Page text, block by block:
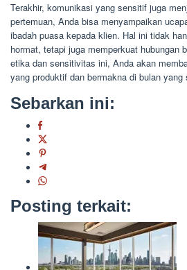
Terakhir, komunikasi yang sensitif juga
pertemuan, Anda bisa menyampaikan
ibadah puasa kepada klien. Hal ini tidak
hormat, tetapi juga memperkuat hubungan
etika dan sensitivitas ini, Anda akan
yang produktif dan bermakna di bulan yang
Sebarkan ini:
Posting terkait: